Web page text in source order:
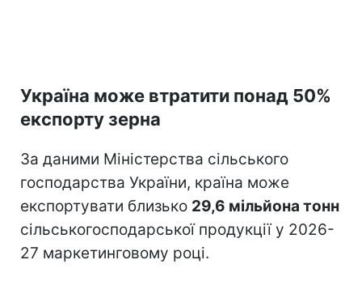
Україна може втратити понад 50%
експорту зерна
За даними Міністерства сільського
господарства України, країна може
експортувати близько 29,6 мільйона тонн
сільськогосподарської продукції у 2026-
27 маркетинговому році.